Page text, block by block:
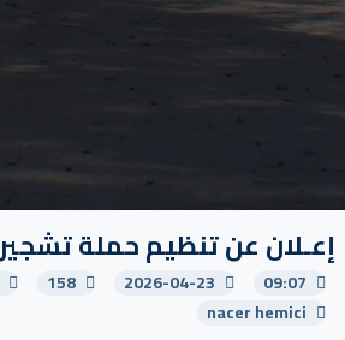
إعـلان عن تنظيم حملة تشجير
09:07
2026-04-23
158
nacer hemici